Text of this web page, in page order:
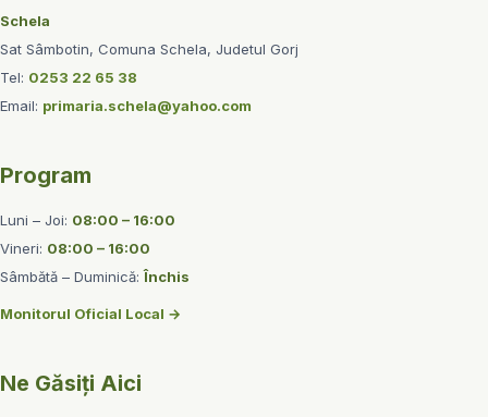
Schela
Sat Sâmbotin, Comuna Schela, Judetul Gorj
Tel: 0253 22 65 38
Email: primaria.schela@yahoo.com
Program
Luni – Joi: 08:00 – 16:00
Vineri: 08:00 – 16:00
Sâmbătă – Duminică:Închis
Monitorul Oficial Local →
Ne Găsiți Aici